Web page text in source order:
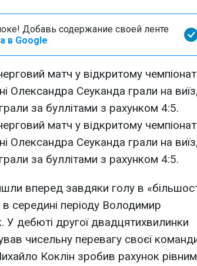
Добавь содержание своей ленте
в Google
матч у відкритому
Олександра Сеуканда грали на
за буллітами з рахунком 4:5.
матч у відкритому
Олександра Сеуканда грали на
за буллітами з рахунком 4:5.
вперед завдяки голу в
в середині періоду Володимир
дебюті другої двадцятихвилинки
чисельну перевагу своєї
Коклін зробив рахунок